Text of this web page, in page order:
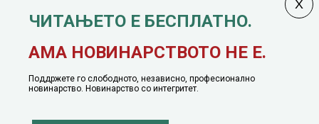
јануари, 1991 година
ЧИТАЊЕТО Е БЕСПЛАТНО.
АМА НОВИНАРСТВОТО НЕ Е.
Поддржете го слободното, независно, професионално
новинарство. Новинарство со интегритет.